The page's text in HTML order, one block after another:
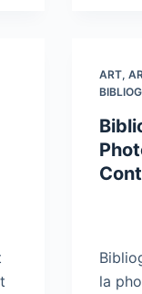
ART,
la